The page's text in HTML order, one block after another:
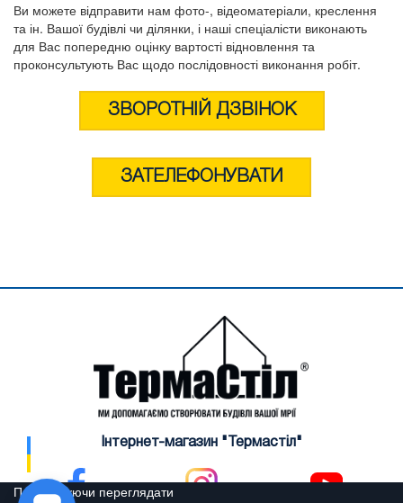
Ви можете відправити нам фото-, відеоматеріали, креслення
та ін. Вашої будівлі чи ділянки, і наші спеціалісти виконають
для Вас попередню оцінку вартості відновлення та
проконсультують Вас щодо послідовності виконання робіт.
ЗВОРОТНІЙ ДЗВІНОК
ЗАТЕЛЕФОНУВАТИ
Інтернет-магазин "Термастіл"
Продовжуючи переглядати